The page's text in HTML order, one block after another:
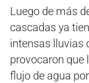
Luego de más
cascadas ya
intensas lluvias
provocaron que
flujo de agua